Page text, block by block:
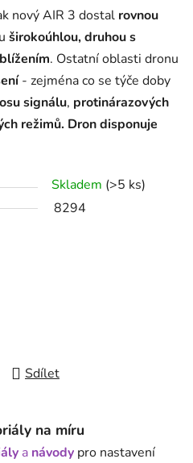
nový AIR 3 dostal rovnou
širokoúhlou, druhou s
. Ostatní oblasti dronu
- zejména co se týče doby
signálu, protinárazových
režimů. Dron disponuje
Skladem (>5 ks)
8294
Sdílet
na míru
a návody pro nastavení